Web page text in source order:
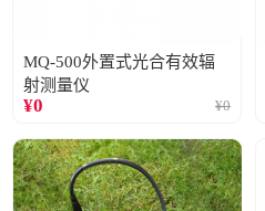
MQ-500外置式光合有效辐
射测量仪
¥0 ¥0